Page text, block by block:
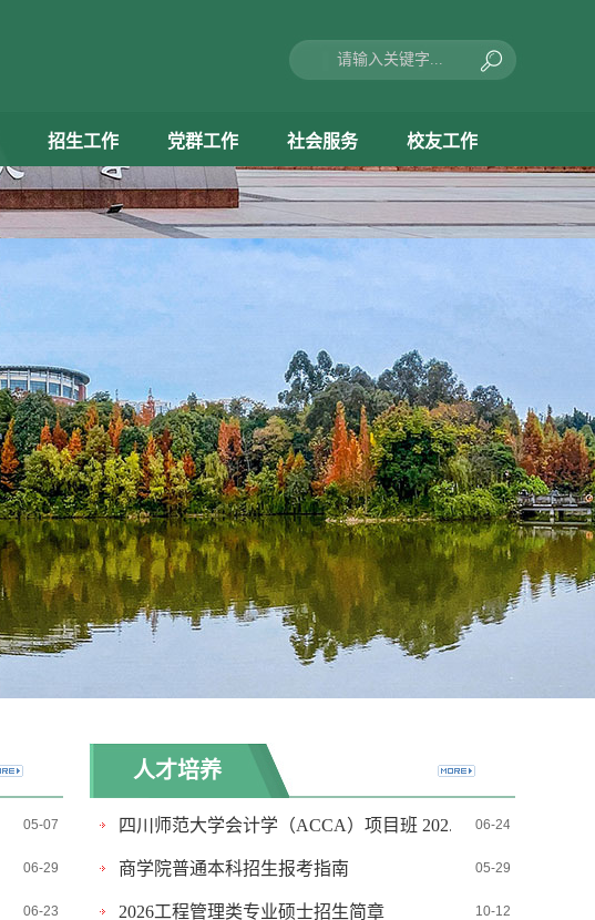
招生工作 党群工作 社会服务 校友工作
05-07
06-29
06-23
人才培养
四川师范大学会计学（ACCA）项目班 202... 06-24
商学院普通本科招生报考指南 05-29
2026工程管理类专业硕士招生简章 10-12